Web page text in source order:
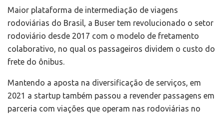
Maior plataforma de intermediação de viagens
rodoviárias do Brasil, a Buser tem revolucionado o setor
rodoviário desde 2017 com o modelo de fretamento
colaborativo, no qual os passageiros dividem o custo do
frete do ônibus.
Mantendo a aposta na diversificação de serviços, em
2021 a startup também passou a revender passagens em
parceria com viações que operam nas rodoviárias no